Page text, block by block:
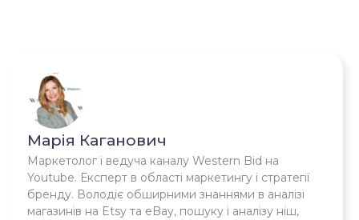
Марія Каганович
Маркетолог і ведуча каналу Western Bid на
Youtube. Експерт в області маркетингу і стратегії
бренду. Володіє обширними знаннями в аналізі
магазинів на Etsy та eBay, пошуку і аналізу ніш,